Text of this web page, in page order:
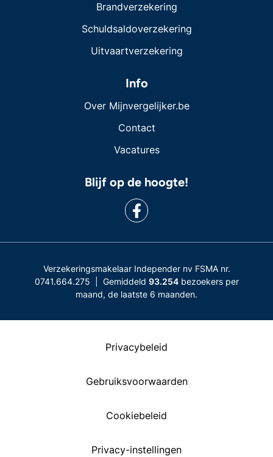
Brandverzekering
Schuldsaldoverzekering
Uitvaartverzekering
Info
Over Mijnvergelijker.be
Contact
Vacatures
Blijf op de hoogte!
Verzekeringsmakelaar Independer nv FSMA nr.
0741.664.275 | Gemiddeld 93.254bezoekers per
maand, de laatste 6 maanden.
Privacybeleid
Gebruiksvoorwaarden
Cookiebeleid
Privacy-instellingen